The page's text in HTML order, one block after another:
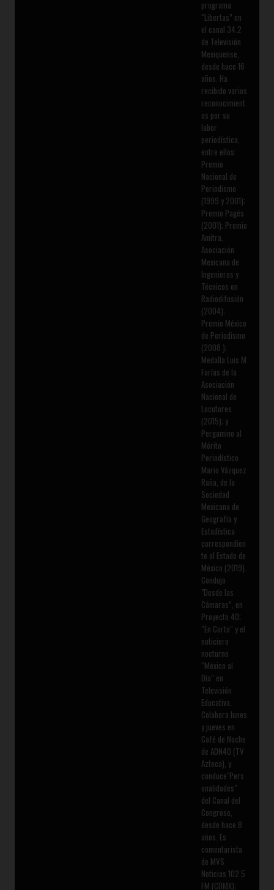
programa
“Libertas” en
el canal 34.2
de Televisión
Mexiquense,
desde hace 16
años. Ha
recibido varios
reconocimient
os por su
labor
periodística,
entre ellos:
Premio
Nacional de
Periodismo
(1999 y 2001);
Premio Pagés
(2001); Premio
Amitra,
Asociación
Mexicana de
Ingenieros y
Técnicos en
Radiodifusión
(2004);
Premio México
de Periodismo
(2008 );
Medalla Luis M
Farías de la
Asociación
Nacional de
Locutores
(2015); y
Pergamino al
Mérito
Periodístico
Mario Vázquez
Raña, de la
Sociedad
Mexicana de
Geografía y
Estadística
correspondien
te al Estado de
México (2019).
Condujo
"Desde las
Cámaras”, en
Proyecto 40;
“En Corto” y el
noticiero
nocturno
“México al
Día” en
Televisión
Educativa.
Colabora lunes
y jueves en
Café de Noche
de ADN40 (TV
Azteca), y
conduce"Pers
onalidades"
del Canal del
Congreso,
desde hace 8
años. Es
comentarista
de MVS
Noticias 102.5
FM (CDMX);